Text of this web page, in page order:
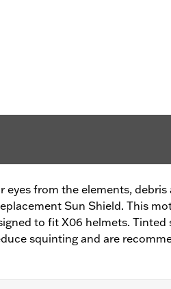
eyes from the elements,
Sun Shield. This
to fit X06 helmets. Tinted
squinting and are